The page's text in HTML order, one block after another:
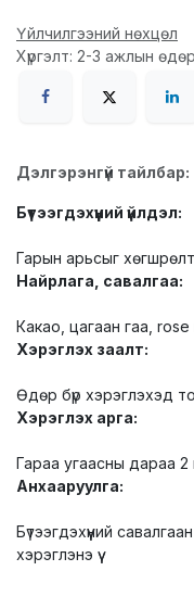
Үйлчилгээний нөхцөл
Хүргэлт: 2-3 ажлын өдөр
Дэлгэрэнгүй тайлбар:
Бүтээгдэхүүний үйлдэл:
Гарын арьсыг
Найрлага, савалгаа:
Какао, цагаан гаа,
Хэрэглэх заалт:
Өдөр бүр хэрэглэхэд
Хэрэглэх арга:
Гараа угаасны дараа 2
Анхааруулга:
Бүтээгдэхүүний
хэрэглэнэ үү